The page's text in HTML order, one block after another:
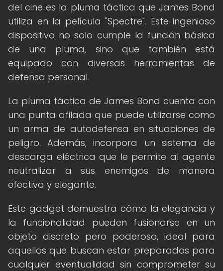
del cine es la pluma táctica que James Bond
utiliza en la película "Spectre". Este ingenioso
dispositivo no solo cumple la función básica
de una pluma, sino que también está
equipado con diversas herramientas de
defensa personal.
La pluma táctica de James Bond cuenta con
una punta afilada que puede utilizarse como
un arma de autodefensa en situaciones de
peligro. Además, incorpora un sistema de
descarga eléctrica que le permite al agente
neutralizar a sus enemigos de manera
efectiva y elegante.
Este gadget demuestra cómo la elegancia y
la funcionalidad pueden fusionarse en un
objeto discreto pero poderoso, ideal para
aquellos que buscan estar preparados para
cualquier eventualidad sin comprometer su